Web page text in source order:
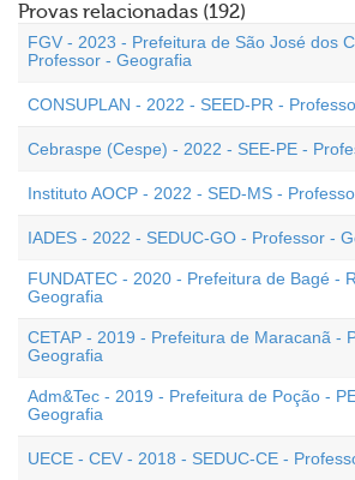
Provas relacionadas (192)
FGV - 2023 - Prefeitura de São José dos
Professor - Geografia
CONSUPLAN - 2022 - SEED-PR -
Cebraspe (Cespe) - 2022 - SEE-PE -
Instituto AOCP - 2022 - SED-MS -
IADES - 2022 - SEDUC-GO - Professor -
FUNDATEC - 2020 - Prefeitura de Bagé -
Geografia
CETAP - 2019 - Prefeitura de Maracanã -
Geografia
Adm&Tec - 2019 - Prefeitura de Poção -
Geografia
UECE - CEV - 2018 - SEDUC-CE -